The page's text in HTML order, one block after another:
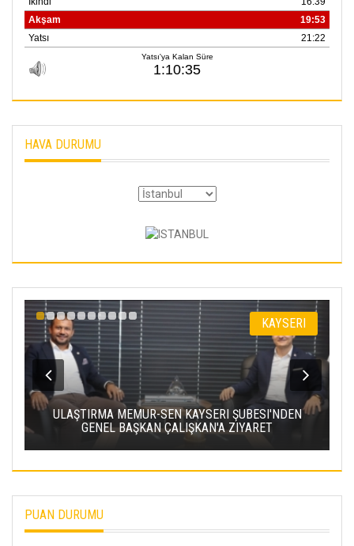
HAVA DURUMU
KAYSERI
ULAŞTIRMA MEMUR-SEN KAYSERI ŞUBESI'NDEN
GENEL BAŞKAN ÇALIŞKAN'A ZIYARET
PUAN DURUMU